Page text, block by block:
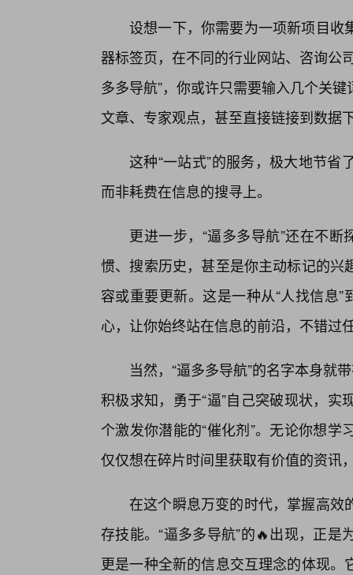
设想一下，你需要为一项新项目收
器标签页，在不同的行业网站、咨询公
多多导航”，你或许只需要输入几个关
文章、专家观点，甚至直接链接到数据
这种“一站式”的服务，极大地节
而非耗费在信息的搜寻上。
更进一步，“逼多多导航”还在不
惯、搜索历史，甚至是你主动标记的
容或重要更新。这是一种从“人找信息
心，让你始终站在信息的前沿，不错过
当然，“逼多多导航”的名字本身就
积极求知，勇于“逼”自己突破现状，
个激发你潜能的“催化剂”。无论你想
仅仅想在碎片时间里获取有价值的资讯
在这个瞬息万变的时代，掌握高效
存技能。“逼多多导航”的🔥出现，正
更是一种全新的信息交互理念的体现